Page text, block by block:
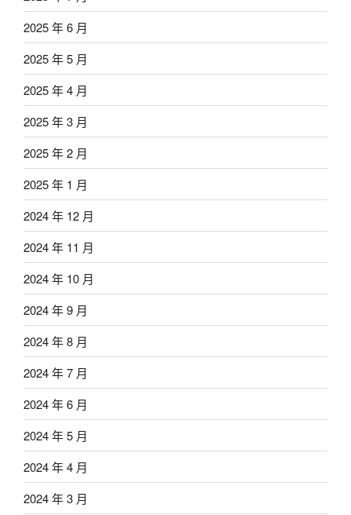
2025 年 6 月
2025 年 5 月
2025 年 4 月
2025 年 3 月
2025 年 2 月
2025 年 1 月
2024 年 12 月
2024 年 11 月
2024 年 10 月
2024 年 9 月
2024 年 8 月
2024 年 7 月
2024 年 6 月
2024 年 5 月
2024 年 4 月
2024 年 3 月